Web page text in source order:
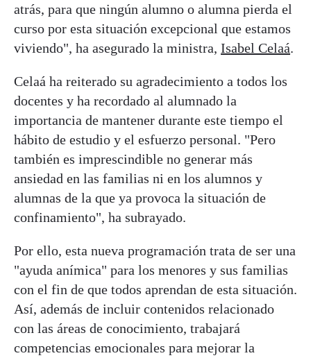
atrás, para que ningún alumno o alumna pierda el
curso por esta situación excepcional que estamos
viviendo", ha asegurado la ministra, Isabel Celaá.
Celaá ha reiterado su agradecimiento a todos los
docentes y ha recordado al alumnado la
importancia de mantener durante este tiempo el
hábito de estudio y el esfuerzo personal. "Pero
también es imprescindible no generar más
ansiedad en las familias ni en los alumnos y
alumnas de la que ya provoca la situación de
confinamiento", ha subrayado.
Por ello, esta nueva programación trata de ser una
"ayuda anímica" para los menores y sus familias
con el fin de que todos aprendan de esta situación.
Así, además de incluir contenidos relacionado
con las áreas de conocimiento, trabajará
competencias emocionales para mejorar la